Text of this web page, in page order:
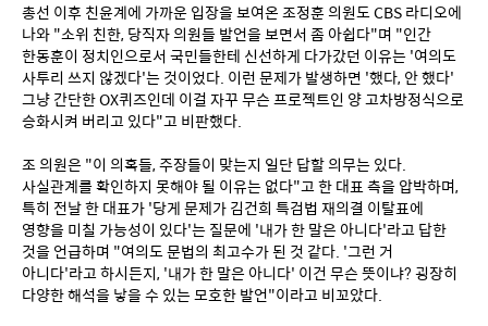
총선 이후 친윤계에 가까운 입장을 보여온 조정훈 의원도 CBS 라디오에
나와 "소위 친한, 당직자 의원들 발언을 보면서 좀 아쉽다"며 "인간
한동훈이 정치인으로서 국민들한테 신선하게 다가갔던 이유는 '여의도
사투리 쓰지 않겠다'는 것이었다. 이런 문제가 발생하면 '했다, 안 했다'
그냥 간단한 OX퀴즈인데 이걸 자꾸 무슨 프로젝트인 양 고차방정식으로
승화시켜 버리고 있다"고 비판했다.
조 의원은 "이 의혹들, 주장들이 맞는지 일단 답할 의무는 있다.
사실관계를 확인하지 못해야 될 이유는 없다"고 한 대표 측을 압박하며,
특히 전날 한 대표가 '당게 문제가 김건희 특검법 재의결 이탈표에
영향을 미칠 가능성이 있다'는 질문에 '내가 한 말은 아니다'라고 답한
것을 언급하며 "여의도 문법의 최고수가 된 것 같다. '그런 거
아니다'라고 하시든지, '내가 한 말은 아니다' 이건 무슨 뜻이냐? 굉장히
다양한 해석을 낳을 수 있는 모호한 발언"이라고 비꼬았다.